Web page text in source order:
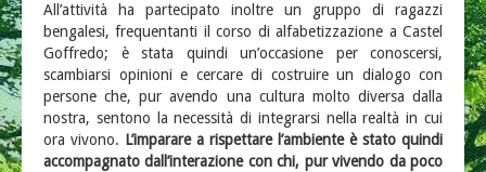
All’attività ha partecipato inoltre un gruppo di ragazzi
bengalesi, frequentanti il corso di alfabetizzazione a Castel
Goffredo; è stata quindi un’occasione per conoscersi,
scambiarsi opinioni e cercare di costruire un dialogo con
persone che, pur avendo una cultura molto diversa dalla
nostra, sentono la necessità di integrarsi nella realtà in cui
ora vivono. L’imparare a rispettare l’ambiente è stato quindi
accompagnato dall’interazione con chi, pur vivendo da poco